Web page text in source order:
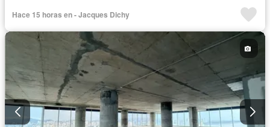
Hace 15 horas en - Jacques Dichy